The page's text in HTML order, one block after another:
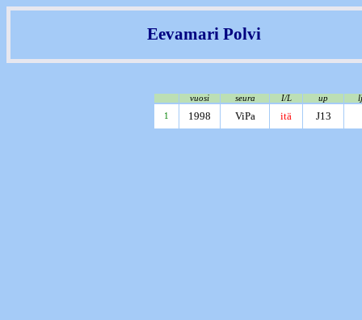
Eevamari Polvi
vuosi seura I/L up
lj
1
1998 ViPa itä J13